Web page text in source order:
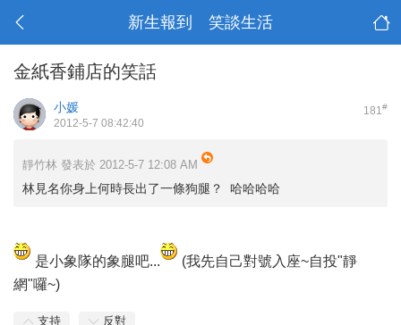
新生報到 笑談生活
金紙香鋪店的笑話
181#
小媛
2012-5-7 08:42:40
靜竹林 發表於 2012-5-7 12:08 AM
林見名你身上何時長出了一條狗腿？ 哈哈哈哈
是小象隊的象腿吧...
(我先自己對號入座~自投"靜
網"囉~)
支持 反對